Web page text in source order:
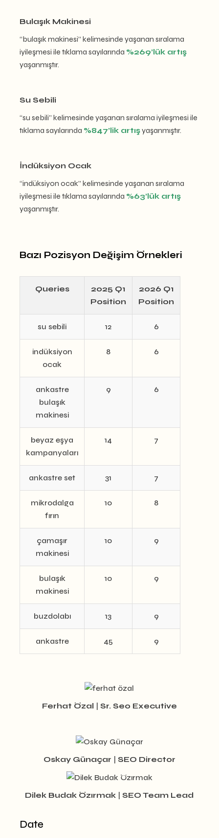
Bulaşık Makinesi
“bulaşık makinesi” kelimesinde yaşanan sıralama
iyileşmesi ile tıklama sayılarında %269’lük artış
yaşanmıştır.
Su Sebili
“su sebili” kelimesinde yaşanan sıralama iyileşmesi ile
tıklama sayılarında %847’lik artışyaşanmıştır.
İndüksiyon Ocak
“indüksiyon ocak” kelimesinde yaşanan sıralama
iyileşmesi ile tıklama sayılarında %63’lük artış
yaşanmıştır.
Bazı Pozisyon Değişim Örnekleri
Queries
2025 Q1
Position
2026 Q1
Position
su sebili 12 6
indüksiyon
ocak
8 6
ankastre
bulaşık
makinesi
9 6
beyaz eşya
kampanyaları
14 7
ankastre set 31 7
mikrodalga
fırın
10 8
çamaşır
makinesi
10 9
bulaşık
makinesi
10 9
buzdolabı 13 9
ankastre 45 9
Ferhat Özal Sr. Seo Executive
Oskay Günaçar SEO Director
Dilek Budak Özırmak |SEO Team Lead
Date